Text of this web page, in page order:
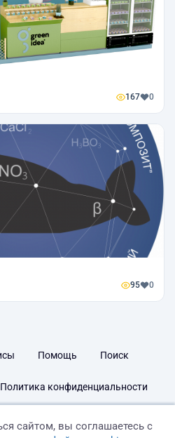
167 0
95 0
Помощь Поиск
Политика конфиденциальности
сайтом, вы соглашаетесь с